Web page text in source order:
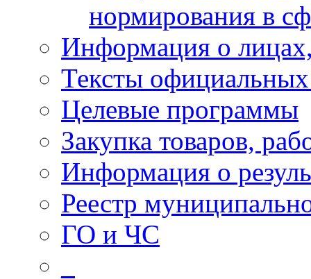
нормирования в
Информация о
Тексты
Целевые программы
Закупка товаров,
Информация о
Реестр
ГО и ЧС